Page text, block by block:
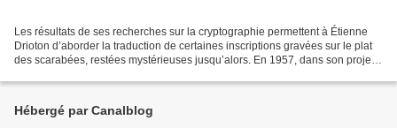
Les résultats de ses recherches sur la cryptographie permettent à Étienne
Drioton d’aborder la traduction de certaines inscriptions gravées sur le plat
des scarabées, restées mystérieuses jusqu’alors. En 1957, dans son projet
Hébergé par Canalblog